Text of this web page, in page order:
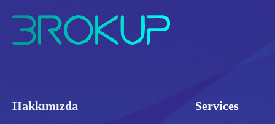
Hakkımızda Services